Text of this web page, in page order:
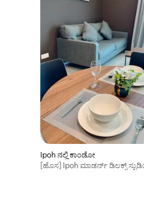
Ipoh ನಲ್ಲಿ ಕಾಂಡೋ
[ಹೊಸ] Ipoh ಮಾಡರ್ನ್ ಡಿಲಕ್ಸ್